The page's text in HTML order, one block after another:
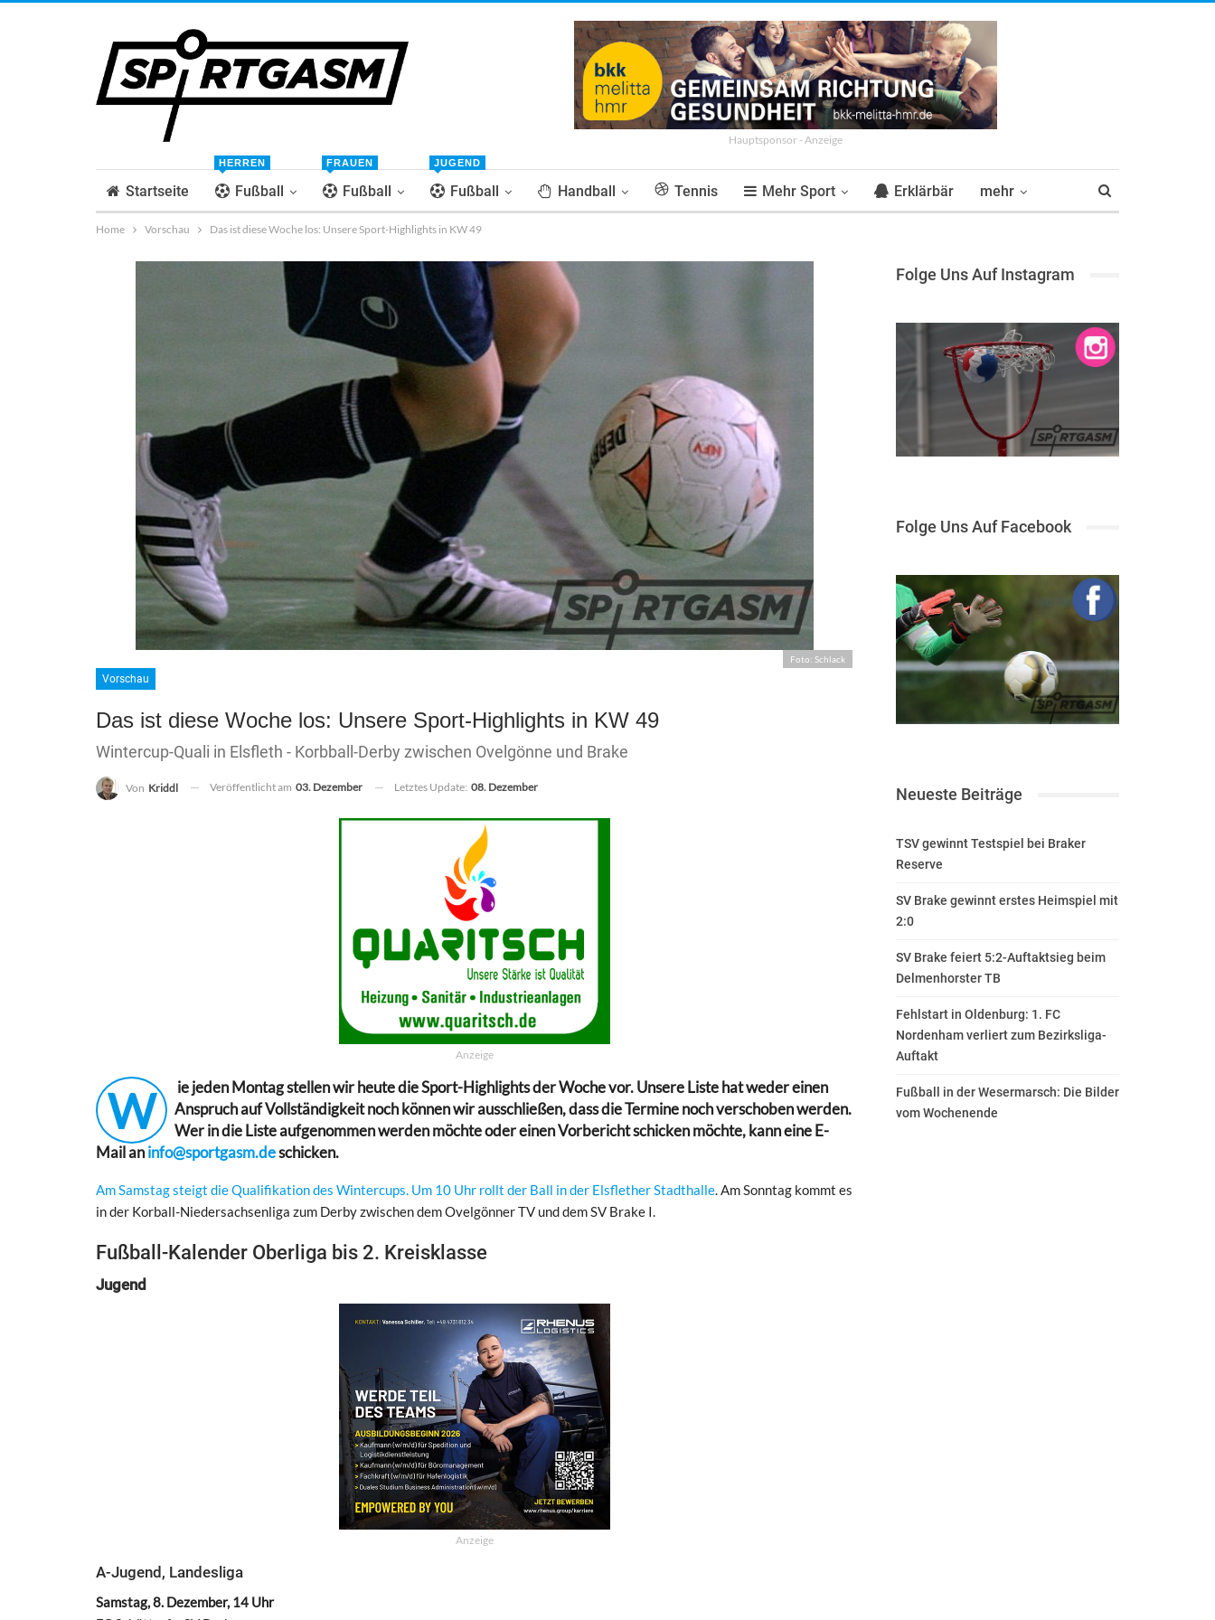
Hauptsponsor - Anzeige
Startseite Fußball
HERREN
Fußball
FRAUEN
Fußball
JUGEND
Handball Tennis Mehr Sport Erklärbär mehr
Home Vorschau Das ist diese Woche los: Unsere Sport-Highlights in KW 49
Foto: Schlack
Vorschau
Das ist diese Woche los: Unsere Sport-Highlights in KW 49
Wintercup-Quali in Elsfleth - Korbball-Derby zwischen Ovelgönne und Brake
Von Kriddl Veröffentlicht am 03. Dezember Letztes Update: 08. Dezember
Anzeige
W
ie jeden Montag stellen wir heute die Sport-Highlights der Woche vor. Unsere Liste hat weder einen
Anspruch auf Vollständigkeit noch können wir ausschließen, dass die Termine noch verschoben werden.
Wer in die Liste aufgenommen werden möchte oder einen Vorbericht schicken möchte, kann eine E-
Mail an info@sportgasm.deschicken.
Am Samstag steigt die Qualifikation des Wintercups. Um 10 Uhr rollt der Ball in der Elsflether Stadthalle. Am Sonntag kommt es
in der Korball-Niedersachsenliga zum Derby zwischen dem Ovelgönner TV und dem SV Brake I.
Fußball-Kalender Oberliga bis 2. Kreisklasse
Jugend
Anzeige
A-Jugend, Landesliga
Samstag, 8. Dezember, 14 Uhr
Folge Uns Auf Instagram
Folge Uns Auf Facebook
Neueste Beiträge
TSV gewinnt Testspiel bei Braker
Reserve
SV Brake gewinnt erstes Heimspiel mit
2:0
SV Brake feiert 5:2-Auftaktsieg beim
Delmenhorster TB
Fehlstart in Oldenburg: 1. FC
Nordenham verliert zum Bezirksliga-
Auftakt
Fußball in der Wesermarsch: Die Bilder
vom Wochenende